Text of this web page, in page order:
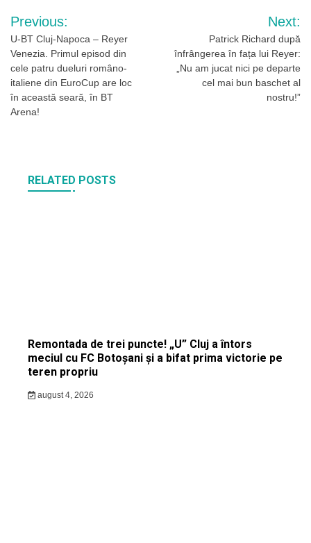
Navigare
în
articole
Previous:
U-BT Cluj-Napoca – Reyer
Venezia. Primul episod din
cele patru dueluri româno-
italiene din EuroCup are loc
în această seară, în BT
Arena!
Next:
Patrick Richard după
înfrângerea în fața lui Reyer:
„Nu am jucat nici pe departe
cel mai bun baschet al
nostru!”
RELATED POSTS
Remontada de trei puncte! „U” Cluj a întors
meciul cu FC Botoșani și a bifat prima victorie pe
teren propriu
august 4, 2026